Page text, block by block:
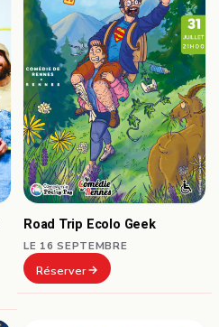
Road Trip Ecolo Geek
LE 16 SEPTEMBRE
Réserver